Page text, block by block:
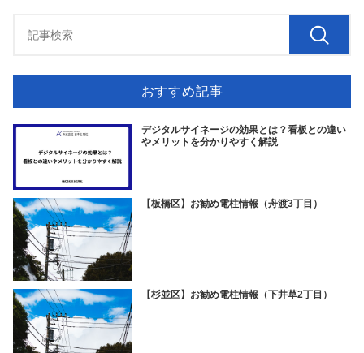
おすすめ記事
デジタルサイネージの効果とは？看板との違い
やメリットを分かりやすく解説
【板橋区】お勧め電柱情報（舟渡3丁目）
【杉並区】お勧め電柱情報（下井草2丁目）